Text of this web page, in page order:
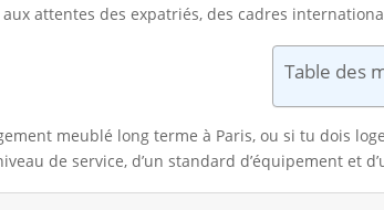
attentes des expatriés, des cadres
Table des
meublé long terme à Paris, ou si tu dois
de service, d’un standard d’équipement